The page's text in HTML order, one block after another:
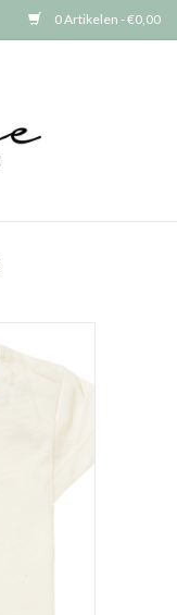
0 Artikelen - €0,00